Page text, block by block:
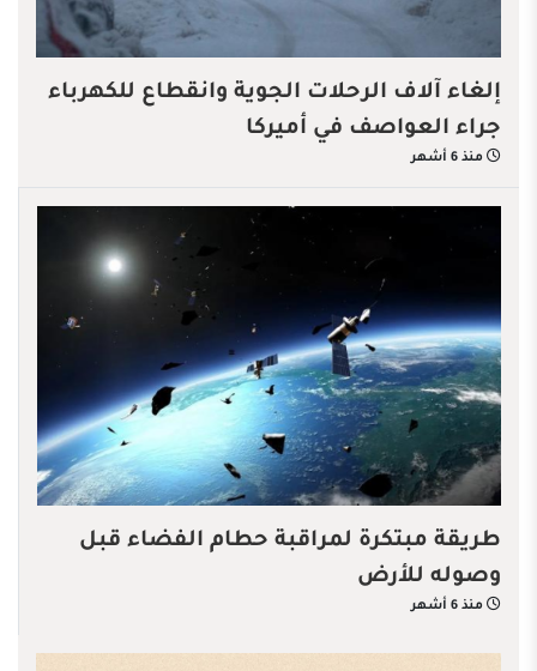
إلغاء آلاف الرحلات الجوية وانقطاع للكهرباء
جراء العواصف في أميركا
منذ 6 أشهر
طريقة مبتكرة لمراقبة حطام الفضاء قبل
وصوله للأرض
منذ 6 أشهر